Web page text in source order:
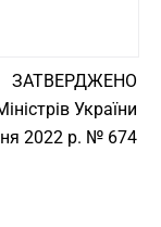
ЗАТВЕРДЖЕНО
України
2022 р. № 674